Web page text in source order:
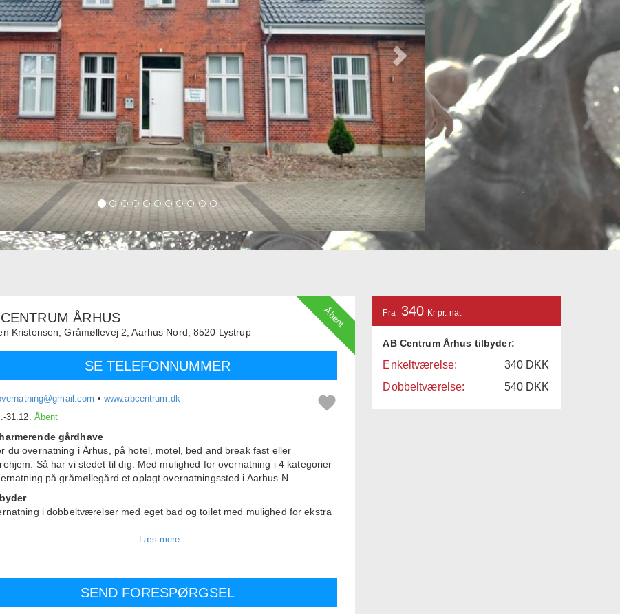
Åbent
ÅRHUS
Kristensen,Gråmøllevej 2, Aarhus Nord, 8520 Lystrup
SE TELEFONNUMMER
• www.abcentrum.dk
31.12. Åbent
gårdhave
du overnatning i Århus, på hotel, motel, bed and break fast eller
Så har vi stedet til dig. Med mulighed for overnatning i 4 kategorier
på gråmøllegård et oplagt overnatningssted i Aarhus N
i dobbeltværelser med eget bad og toilet med mulighed for ekstra
i enkeltværelser eller dobbeltværelser med fælles bad og toilet
4 pers. pr. værelse i stil med vandrehjem, men med the køkken og toilet og
lejlighed med eget the køkken, toilet og bad med mulighed for
Fra 340 Kr pr. nat
AB Centrum Århus tilbyder:
Enkeltværelse: 340 DKK
Dobbeltværelse:
540 DKK